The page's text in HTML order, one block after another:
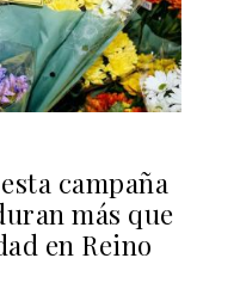
campaña
más que
en Reino